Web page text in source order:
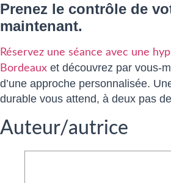
Prenez le contrôle de
maintenant.
Réservez une séance avec une
Bordeaux et découvrez par vous-
d’une approche personnalisée.
durable vous attend, à deux pas
Auteur/autrice